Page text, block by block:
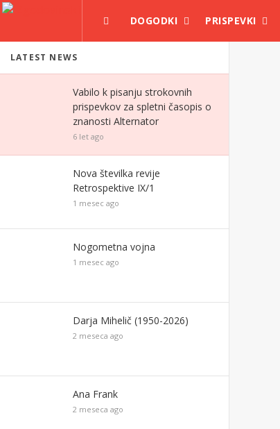
DOGODKI PRISPEVKI
LATEST NEWS
Vabilo k pisanju strokovnih
prispevkov za spletni časopis o
znanosti Alternator
6 let ago
Nova številka revije
Retrospektive IX/1
1 mesec ago
Nogometna vojna
1 mesec ago
Darja Mihelič (1950-2026)
2 meseca ago
Ana Frank
2 meseca ago